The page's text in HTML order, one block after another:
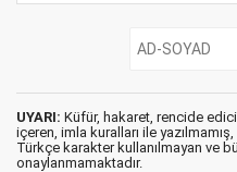
UYARI: Küfür, hakaret, rencide
içeren, imla kuralları ile yazılmamış,
Türkçe karakter kullanılmayan ve
onaylanmamaktadır.